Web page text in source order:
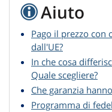
Aiuto
Pago il prezzo con
dall'UE?
In che cosa
Quale scegliere?
Che garanzia
Programma di